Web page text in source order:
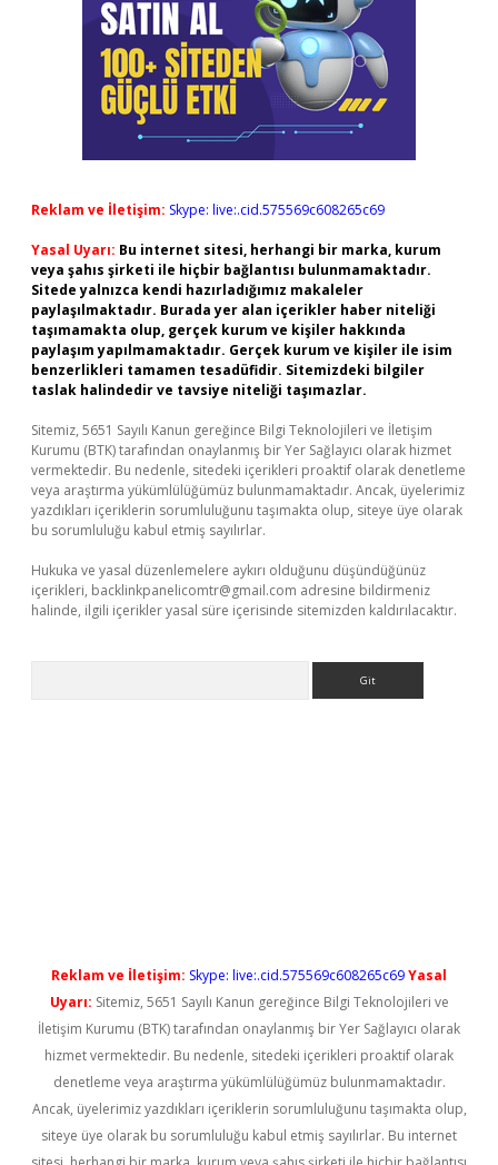
Reklam ve İletişim: Skype: live:.cid.575569c608265c69
Yasal Uyarı: Bu internet sitesi, herhangi bir marka, kurum
veya şahıs şirketi ile hiçbir bağlantısı bulunmamaktadır.
Sitede yalnızca kendi hazırladığımız makaleler
paylaşılmaktadır. Burada yer alan içerikler haber niteliği
taşımamakta olup, gerçek kurum ve kişiler hakkında
paylaşım yapılmamaktadır. Gerçek kurum ve kişiler ile isim
benzerlikleri tamamen tesadüfidir. Sitemizdeki bilgiler
taslak halindedir ve tavsiye niteliği taşımazlar.
Sitemiz, 5651 Sayılı Kanun gereğince Bilgi Teknolojileri ve İletişim
Kurumu (BTK) tarafından onaylanmış bir Yer Sağlayıcı olarak hizmet
vermektedir. Bu nedenle, sitedeki içerikleri proaktif olarak denetleme
veya araştırma yükümlülüğümüz bulunmamaktadır. Ancak, üyelerimiz
yazdıkları içeriklerin sorumluluğunu taşımakta olup, siteye üye olarak
bu sorumluluğu kabul etmiş sayılırlar.
Hukuka ve yasal düzenlemelere aykırı olduğunu düşündüğünüz
içerikleri, backlinkpanelicomtr@gmail.com adresine bildirmeniz
halinde, ilgili içerikler yasal süre içerisinde sitemizden kaldırılacaktır.
Reklam ve İletişim: Skype: live:.cid.575569c608265c69Yasal
Uyarı: Sitemiz, 5651 Sayılı Kanun gereğince Bilgi Teknolojileri ve
İletişim Kurumu (BTK) tarafından onaylanmış bir Yer Sağlayıcı olarak
hizmet vermektedir. Bu nedenle, sitedeki içerikleri proaktif olarak
denetleme veya araştırma yükümlülüğümüz bulunmamaktadır.
Ancak, üyelerimiz yazdıkları içeriklerin sorumluluğunu taşımakta olup,
siteye üye olarak bu sorumluluğu kabul etmiş sayılırlar. Bu internet